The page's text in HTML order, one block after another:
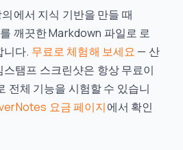
에서 지식 기반을 만들 때
깨끗한 Markdown 파일로 로
니다. 무료로 체험해 보세요 — 산
탬프 스크린샷은 항상 무료이
전체 기능을 시험할 수 있습니
요금 페이지에서 확인